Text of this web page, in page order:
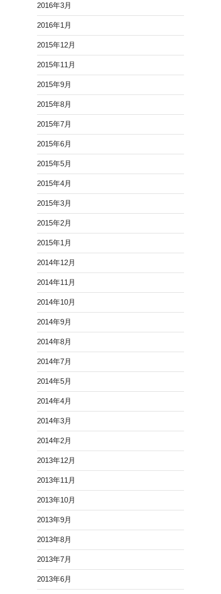
2016年3月
2016年1月
2015年12月
2015年11月
2015年9月
2015年8月
2015年7月
2015年6月
2015年5月
2015年4月
2015年3月
2015年2月
2015年1月
2014年12月
2014年11月
2014年10月
2014年9月
2014年8月
2014年7月
2014年5月
2014年4月
2014年3月
2014年2月
2013年12月
2013年11月
2013年10月
2013年9月
2013年8月
2013年7月
2013年6月